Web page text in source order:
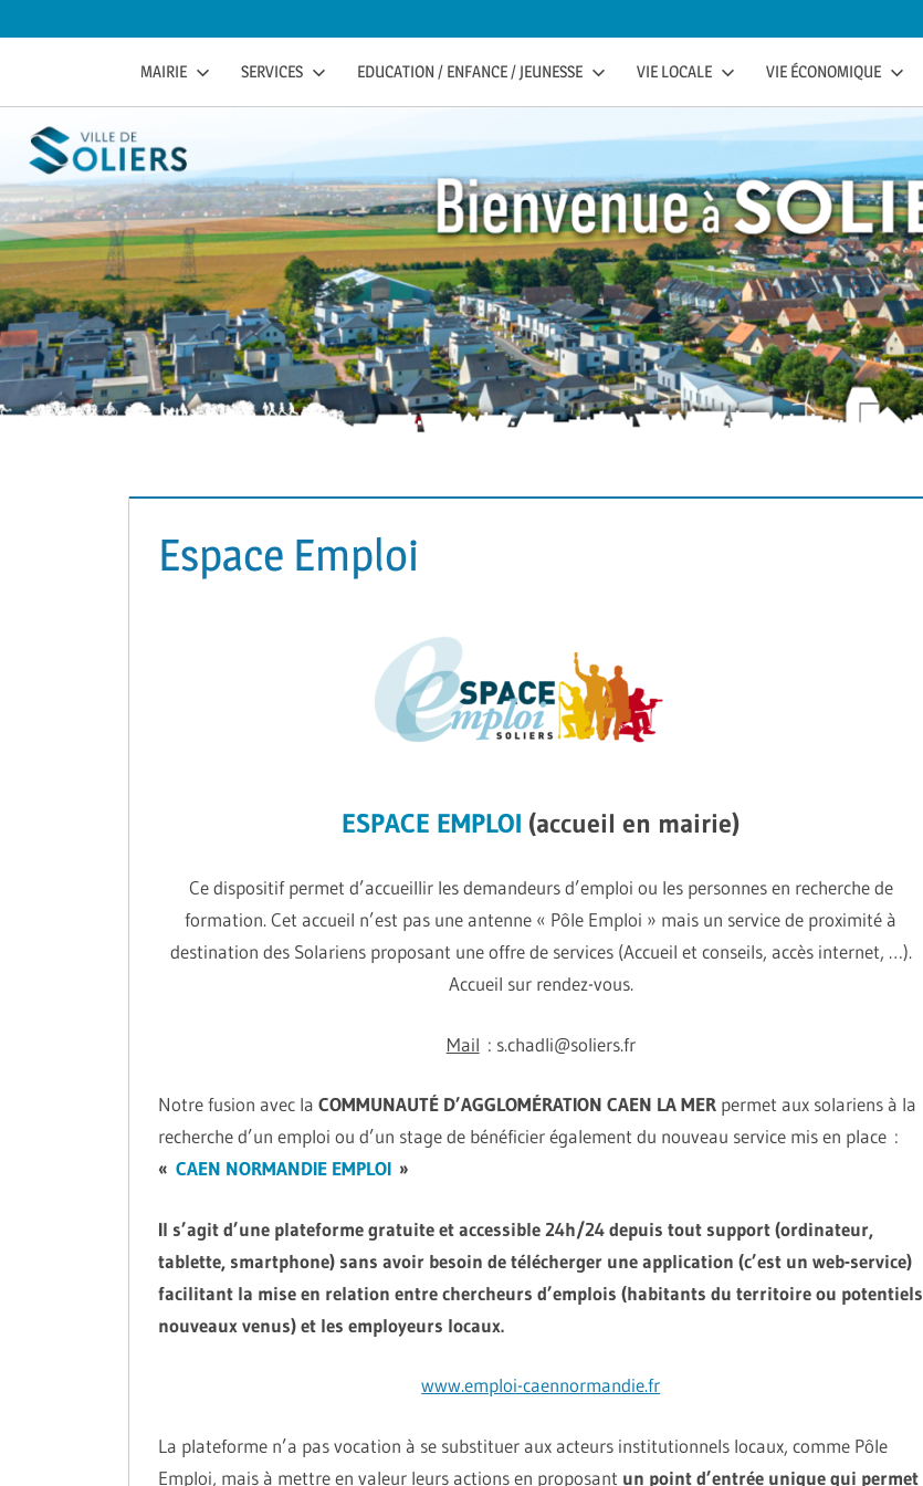
SOLIERS.FR
soliers
MAIRIE SERVICES EDUCATION / ENFANCE / JEUNESSE VIE LOCALE VIE ÉCONOMIQUE
Espace Emploi
ESPACE EMPLOI (accueil en mairie)
Ce dispositif permet d’accueillir les demandeurs d’emploi ou les personnes en recherche de
formation. Cet accueil n’est pas une antenne « Pôle Emploi » mais un service de proximité à
destination des Solariens proposant une offre de services (Accueil et conseils, accès internet, …).
Accueil sur rendez-vous.
Mail : s.chadli@soliers.fr
Notre fusion avec la COMMUNAUTÉ D’AGGLOMÉRATION CAEN LA MERpermet aux solariens à la
recherche d’un emploi ou d’un stage de bénéficier également du nouveau service mis en place :
« CAEN NORMANDIE EMPLOI»
Il s’agit d’une plateforme gratuite et accessible 24h/24 depuis tout support (ordinateur,
tablette, smartphone) sans avoir besoin de télécherger une application (c’est un web-service)
facilitant la mise en relation entre chercheurs d’emplois (habitants du territoire ou potentiels
nouveaux venus) et les employeurs locaux.
www.emploi-caennormandie.fr
La plateforme n’a pas vocation à se substituer aux acteurs institutionnels locaux, comme Pôle
Emploi, mais à mettre en valeur leurs actions en proposant un point d’entrée unique qui permet